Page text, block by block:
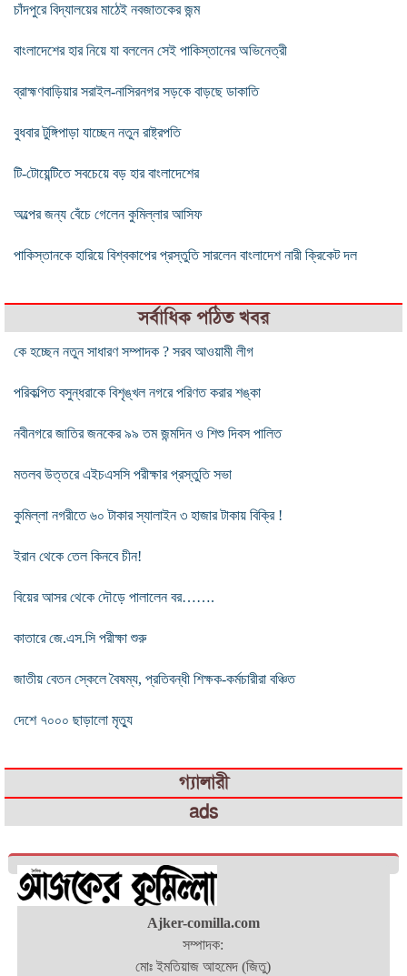
চাঁদপুরে বিদ্যালয়ের মাঠেই নবজাতকের জন্ম
বাংলাদেশের হার নিয়ে যা বললেন সেই পাকিস্তানের অভিনেত্রী
ব্রাহ্মণবাড়িয়ার সরাইল-নাসিরনগর সড়কে বাড়ছে ডাকাতি
বুধবার টুঙ্গিপাড়া যাচ্ছেন নতুন রাষ্ট্রপতি
টি-টোয়েন্টিতে সবচেয়ে বড় হার বাংলাদেশের
অল্পের জন্য বেঁচে গেলেন কুমিল্লার আসিফ
পাকিস্তানকে হারিয়ে বিশ্বকাপের প্রস্তুতি সারলেন বাংলাদেশ নারী ক্রিকেট দল
সর্বাধিক পঠিত খবর
কে হচ্ছেন নতুন সাধারণ সম্পাদক ? সরব আওয়ামী লীগ
পরিকল্পিত বসুন্ধরাকে বিশৃঙ্খল নগরে পরিণত করার শঙ্কা
নবীনগরে জাতির জনকের ৯৯ তম জন্মদিন ও শিশু দিবস পালিত
মতলব উত্তরে এইচএসসি পরীক্ষার প্রস্তুতি সভা
কুমিল্লা নগরীতে ৬০ টাকার স্যালাইন ৩ হাজার টাকায় বিক্রি !
ইরান থেকে তেল কিনবে চীন!
বিয়ের আসর থেকে দৌড়ে পালালেন বর…….
কাতারে জে.এস.সি পরীক্ষা শুরু
জাতীয় বেতন স্কেলে বৈষম্য, প্রতিবন্ধী শিক্ষক-কর্মচারীরা বঞ্চিত
দেশে ৭০০০ ছাড়ালো মৃত্যু
গ্যালারী
ads
Ajker-comilla.com
সম্পাদক:
মোঃ ইমতিয়াজ আহমেদ (জিতু)